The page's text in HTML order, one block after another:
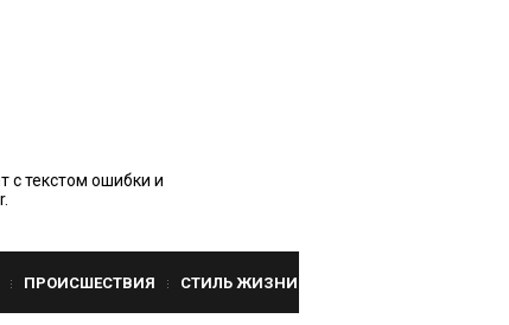
с текстом ошибки и
ПРОИСШЕСТВИЯ СТИЛЬ ЖИЗНИ